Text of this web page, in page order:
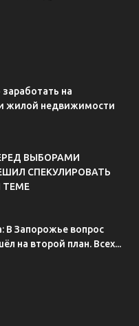
на
жилой недвижимости
ВЫБОРАМИ
СПЕКУЛИРОВАТЬ
ТЕМЕ
В Запорожье вопрос
на второй план. Всех...